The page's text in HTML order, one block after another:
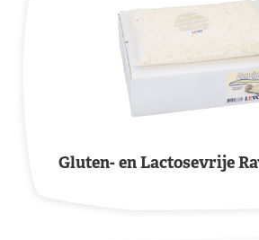
Gluten- en Lactosevrije